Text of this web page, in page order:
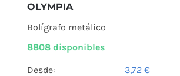
OLYMPIA
Bolígrafo metálico
8808 disponibles
Desde: 3,72 €